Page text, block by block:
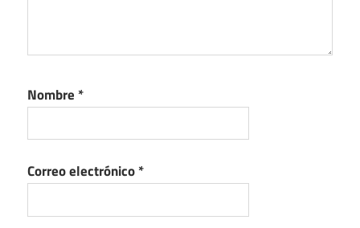
Nombre *
Correo electrónico*